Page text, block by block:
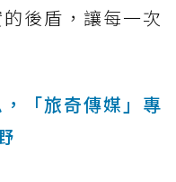
後盾，讓每一次
「旅奇傳媒」專